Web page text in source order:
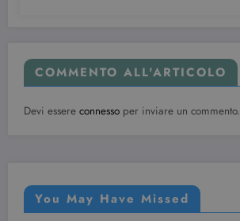
COMMENTO ALL'ARTICOLO
Devi essere connesso per inviare un commento.
You May Have Missed